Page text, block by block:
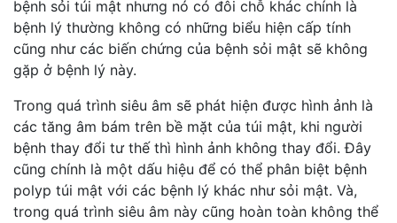
bệnh sỏi túi mật nhưng nó có đôi chỗ khác chính là
bệnh lý thường không có những biểu hiện cấp tính
cũng như các biến chứng của bệnh sỏi mật sẽ không
gặp ở bệnh lý này.
Trong quá trình siêu âm sẽ phát hiện được hình ảnh là
các tăng âm bám trên bề mặt của túi mật, khi người
bệnh thay đổi tư thế thì hình ảnh không thay đổi. Đây
cũng chính là một dấu hiệu để có thể phân biệt bệnh
polyp túi mật với các bệnh lý khác như sỏi mật. Và,
trong quá trình siêu âm này cũng hoàn toàn không thể